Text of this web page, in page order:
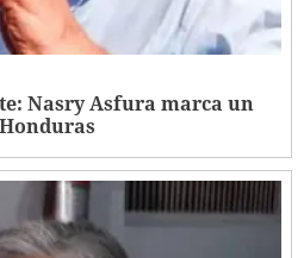
Nasry Asfura marca un